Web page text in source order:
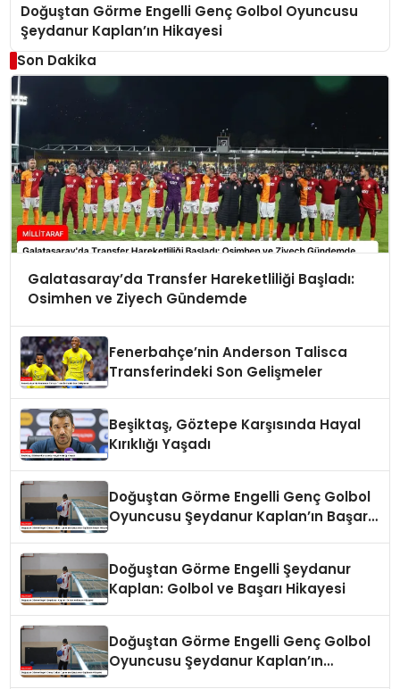
Doğuştan Görme Engelli Genç Golbol Oyuncusu
Şeydanur Kaplan’ın Hikayesi
Son Dakika
Galatasaray’da Transfer Hareketliliği Başladı:
Osimhen ve Ziyech Gündemde
Fenerbahçe’nin Anderson Talisca
Transferindeki Son Gelişmeler
Beşiktaş, Göztepe Karşısında Hayal
Kırıklığı Yaşadı
Doğuştan Görme Engelli Genç Golbol
Oyuncusu Şeydanur Kaplan’ın Başarı
Doğuştan Görme Engelli Şeydanur
Kaplan: Golbol ve Başarı Hikayesi
Doğuştan Görme Engelli Genç Golbol
Oyuncusu Şeydanur Kaplan’ın